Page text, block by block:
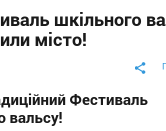
шкільного
місто!
Фестиваль
вальсу!